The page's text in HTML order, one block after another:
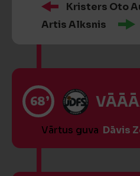
Kristers Oto
Artis Alksnis
68’
Vārtus guva Dāvis